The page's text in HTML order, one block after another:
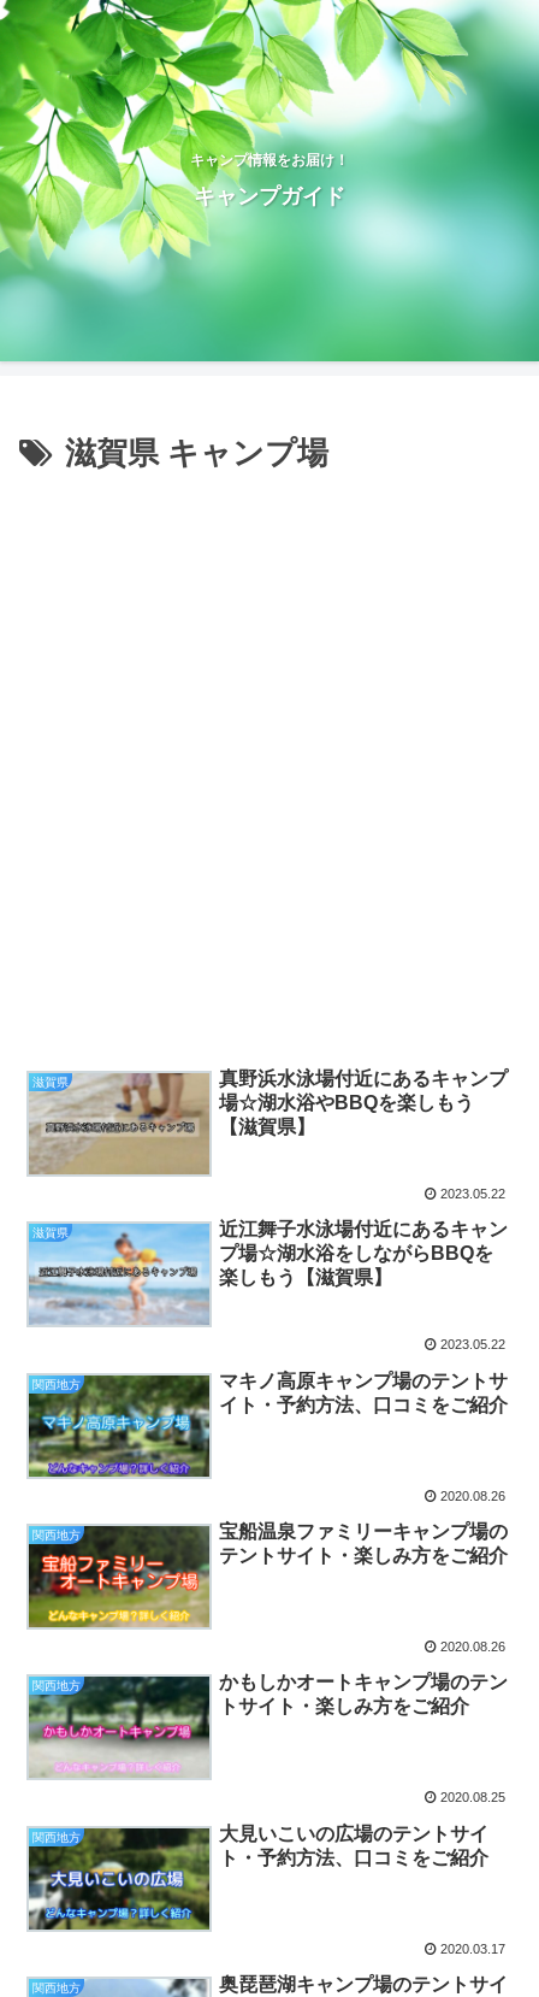
キャンプ情報をお届け！
キャンプガイド
滋賀県 キャンプ場
滋賀県
真野浜水泳場付近にあるキャンプ
場☆湖水浴やBBQを楽しもう
【滋賀県】
2023.05.22
滋賀県
近江舞子水泳場付近にあるキャン
プ場☆湖水浴をしながらBBQを
楽しもう【滋賀県】
2023.05.22
関西地方
マキノ高原キャンプ場のテントサ
イト・予約方法、口コミをご紹介
2020.08.26
関西地方
宝船温泉ファミリーキャンプ場の
テントサイト・楽しみ方をご紹介
2020.08.26
関西地方
かもしかオートキャンプ場のテン
トサイト・楽しみ方をご紹介
2020.08.25
関西地方
大見いこいの広場のテントサイ
ト・予約方法、口コミをご紹介
2020.03.17
関西地方
奥琵琶湖キャンプ場のテントサイ